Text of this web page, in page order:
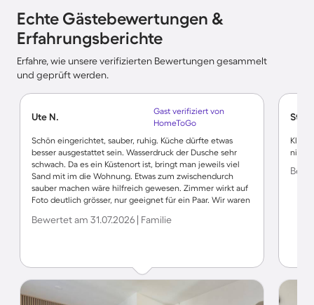
Echte Gästebewertungen &
Erfahrungsberichte
Erfahre, wie unsere verifizierten Bewertungen gesammelt
und geprüft werden.
Ute N.
Gast verifiziert von
HomeToGo
Schön eingerichtet, sauber, ruhig. Küche dürfte etwas
besser ausgestattet sein. Wasserdruck der Dusche sehr
schwach. Da es ein Küstenort ist, bringt man jeweils viel
Sand mit im die Wohnung. Etwas zum zwischendurch
sauber machen wäre hilfreich gewesen. Zimmer wirkt auf
Foto deutlich grösser, nur geeignet für ein Paar. Wir waren
Buchungsportal auch für 3 Personen angezeigt wurde,
nachzahlen.
Bewertet am 31.07.2026 | Familie
Klein
nicht